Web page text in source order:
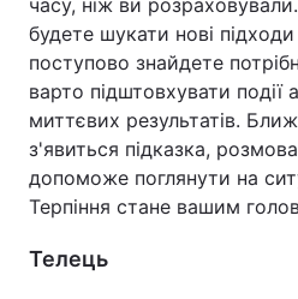
часу, ніж ви
будете шукати нові
поступово знайдете
варто підштовхувати події
миттєвих результатів.
з'явиться підказка,
допоможе поглянути на
Терпіння стане вашим
Телець